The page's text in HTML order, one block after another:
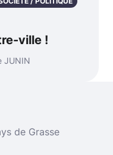
ville !
JUNIN
de Grasse